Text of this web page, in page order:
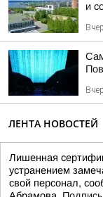
и
ЛЕНТА НОВОСТЕЙ
Лишенная
устранением
свой персонал,